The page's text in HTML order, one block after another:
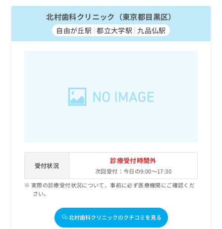
北村歯科クリニック（東京都目黒区）
自由が丘駅 都立大学駅 九品仏駅
受付状況
診療受付時間外
次回受付：今日の9:00～17:30
実際の診療受付状況について、事前に必ず医療機関にご確認くだ
さい。
北村歯科クリニックのクチコミを見る